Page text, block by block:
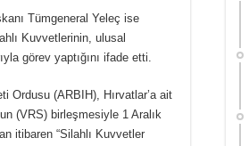
Tümgeneral Yeleç ise
Kuvvetlerinin, ulusal
görev yaptığını ifade etti.
Ordusu (ARBIH), Hırvatlar’a ait
(VRS) birleşmesiyle 1 Aralık
itibaren “Silahlı Kuvvetler